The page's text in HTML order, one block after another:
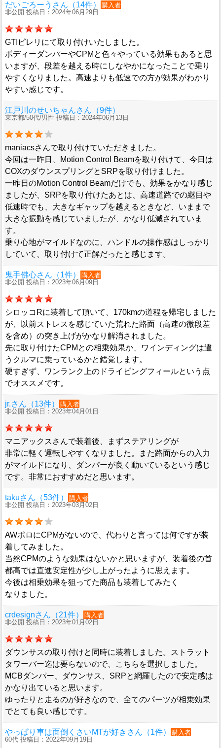
だいごろーうさん（14件）
購入者
非公開 投稿日：2024年06月29日
GTIピレリにて取り付けいたしました。
ボディーダンパーやCPMと色々やっている効果もあると思
いますが、段差を越える時にしなやかになったことで乗り
やすくなりました。高速よりも低速での方が効果がわかり
やすい感じです。
江戸川のせいちゃんさん（9件）
東京都/50代/男性 投稿日：2024年06月13日
maniacsさんで取り付けていただきました。
今回は一昨日、Motion Control Beamを取り付けて、今日は
COXのダウンスプリングとSRPを取り付けました。
一昨日のMotion Control Beamだけでも、効果をかなり感じ
ましたが、SRPを取り付けたあとは、高速道路での継目や
低速時でも、大きなギャップを越えるときなど、いままで
大きな振動を感じていましたが、かなり低減されていま
す。
乗り心地がマイルドなのに、ハンドルの操作感はしっかり
していて、取り付けて正解だったと感じます。
鬼手佛心さん（1件）
購入者
非公開 投稿日：2023年06月09日
シロッコRに装着して頂いて、170kmの道程を帰宅しました
が、以前ストレスを感じていた荒れた路面（高速の微段差
を含め）の突き上げがかなり解消されました。
先に取り付けたCPMとの相乗効果か、ワインディングは違
うクルマに乗っているかと錯覚します。
硬すぎず、ワンランク上のドライビングフィールという点
でオススメです。
jr.さん（13件）
購入者
非公開 投稿日：2023年04月01日
マニアックスさんで装着後、まずステアリングが
非常に軽く運転しやすくなりました。また路面からの入力
がマイルドになり、ダンパーが良く動いているという感じ
です。非常におすすめだと思います。
takuさん（53件）
購入者
非公開 投稿日：2023年03月02日
AWポロにCPMがないので、代わりと言っては何ですが装
着してみました。
当然CPMのような効果はないかと思いますが、装着後の首
都高では直進安定性が少し上がったように思えます。
今後は相乗効果を狙ってた商品も装着してみたく
なりました。
crdesignさん（21件）
購入者
非公開 投稿日：2023年01月02日
ダウンサスの取り付けと同時に装着しました。ストラット
タワーバー迄は要らないので、こちらを選択しました。
MCBダンパー、ダウンサス、SRPと網羅したので安定感は
かなり出ていると思います。
ゆったりと走るのが好きなので、全てのパーツが相乗効果
でとても良い感じです。
やっぱり車は面倒くさいMTが好きさん（1件）
購入者
60代 投稿日：2022年09月19日